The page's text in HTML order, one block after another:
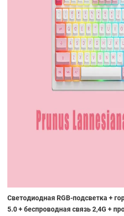
Светодиодная RGB-подсветка +
5.0 + беспроводная связь 2,4G +